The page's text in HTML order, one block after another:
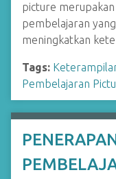
picture
pembelajaran
meningkatkan
Tags:
Pembelajaran